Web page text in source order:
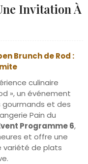
Invitation À
Brunch de Rod :
culinaire
», un événement
gourmands et des
Pain du
Programme 6,
et offre une
variété de plats